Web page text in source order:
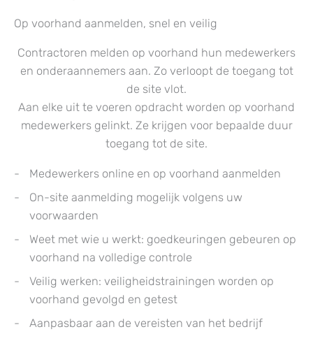
Op voorhand aanmelden, snel en veilig
Contractoren melden op voorhand hun medewerkers
en onderaannemers aan. Zo verloopt de toegang tot
de site vlot.
Aan elke uit te voeren opdracht worden op voorhand
medewerkers gelinkt. Ze krijgen voor bepaalde duur
toegang tot de site.
Medewerkers online en op voorhand aanmelden
On-site aanmelding mogelijk volgens uw
voorwaarden
Weet met wie u werkt: goedkeuringen gebeuren op
voorhand na volledige controle
Veilig werken: veiligheidstrainingen worden op
voorhand gevolgd en getest
Aanpasbaar aan de vereisten van het bedrijf